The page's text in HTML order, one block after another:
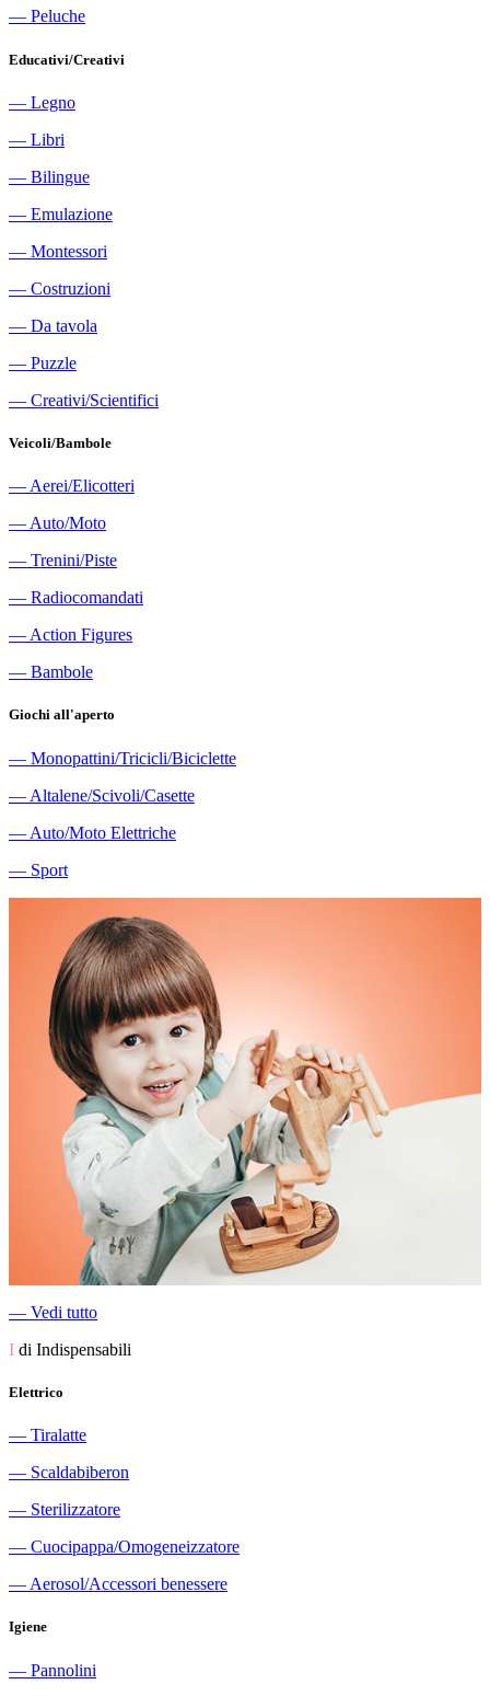
― Peluche
Educativi/Creativi
― Legno
― Libri
― Bilingue
― Emulazione
― Montessori
― Costruzioni
― Da tavola
― Puzzle
― Creativi/Scientifici
Veicoli/Bambole
― Aerei/Elicotteri
― Auto/Moto
― Trenini/Piste
― Radiocomandati
― Action Figures
― Bambole
Giochi all'aperto
― Monopattini/Tricicli/Biciclette
― Altalene/Scivoli/Casette
― Auto/Moto Elettriche
― Sport
― Vedi tutto
I di Indispensabili
Elettrico
― Tiralatte
― Scaldabiberon
― Sterilizzatore
― Cuocipappa/Omogeneizzatore
― Aerosol/Accessori benessere
Igiene
― Pannolini